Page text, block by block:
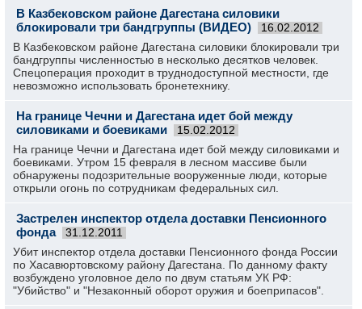
В Казбековском районе Дагестана силовики
блокировали три бандгруппы (ВИДЕО)
16.02.2012
В Казбековском районе Дагестана силовики блокировали три
бандгруппы численностью в несколько десятков человек.
Спецоперация проходит в труднодоступной местности, где
невозможно использовать бронетехнику.
На границе Чечни и Дагестана идет бой между
силовиками и боевиками
15.02.2012
На границе Чечни и Дагестана идет бой между силовиками и
боевиками. Утром 15 февраля в лесном массиве были
обнаружены подозрительные вооруженные люди, которые
открыли огонь по сотрудникам федеральных сил.
Застрелен инспектор отдела доставки Пенсионного
фонда
31.12.2011
Убит инспектор отдела доставки Пенсионного фонда России
по Хасавюртовскому району Дагестана. По данному факту
возбуждено уголовное дело по двум статьям УК РФ:
"Убийство" и "Незаконный оборот оружия и боеприпасов".